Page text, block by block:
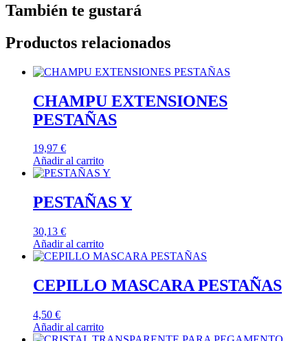
También te gustará
Productos relacionados
CHAMPU EXTENSIONES
PESTAÑAS
19,97 €
Añadir al carrito
PESTAÑAS Y
30,13 €
Añadir al carrito
CEPILLO MASCARA PESTAÑAS
4,50 €
Añadir al carrito